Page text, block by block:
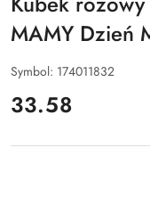
MAMY Dzień
Symbol: 174011832
cena:
33.58